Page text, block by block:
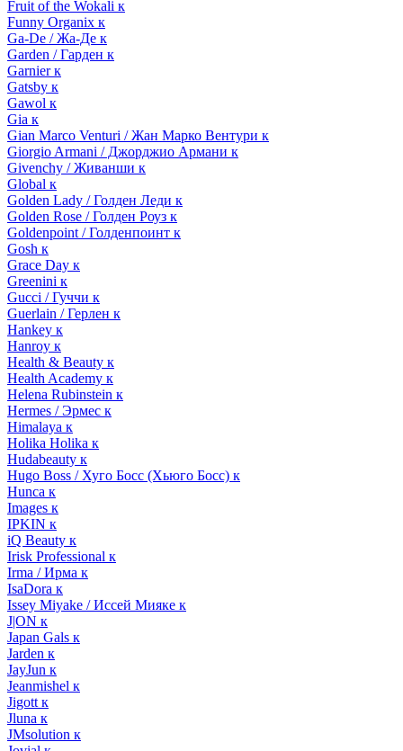
Fruit of the Wokali к
Funny Organix к
Ga-De / Жа-Де к
Garden / Гарден к
Garnier к
Gatsby к
Gawol к
Gia к
Gian Marco Venturi / Жан Марко Вентури к
Giorgio Armani / Джорджио Армани к
Givenchy / Живанши к
Global к
Golden Lady / Голден Леди к
Golden Rose / Голден Роуз к
Goldenpoint / Голденпоинт к
Gosh к
Grace Day к
Greenini к
Gucci / Гуччи к
Guerlain / Герлен к
Hankey к
Hanroy к
Health & Beauty к
Health Academy к
Helena Rubinstein к
Hermes / Эрмес к
Himalaya к
Holika Holika к
Hudabeauty к
Hugo Boss / Хуго Босс (Хьюго Босс) к
Hunca к
Images к
IPKIN к
iQ Beauty к
Irisk Professional к
Irma / Ирма к
IsaDora к
Issey Miyake / Иссей Мияке к
J|ON к
Japan Gals к
Jarden к
JayJun к
Jeanmishel к
Jigott к
Jluna к
JMsolution к